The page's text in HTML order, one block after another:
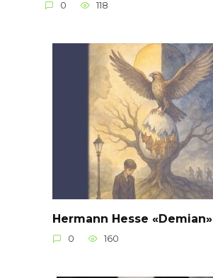
0 118
Hermann Hesse «Demian»
0 160